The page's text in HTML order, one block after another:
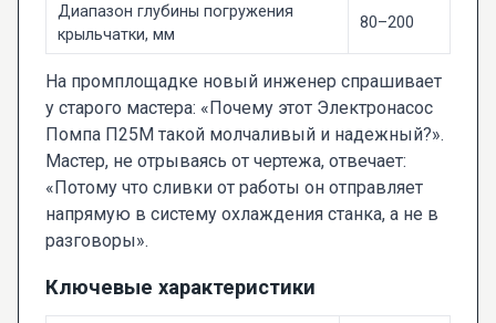
Диапазон глубины погружения
крыльчатки, мм
80–200
На промплощадке новый инженер спрашивает
у старого мастера: «Почему этот Электронасос
Помпа П25М такой молчаливый и надежный?».
Мастер, не отрываясь от чертежа, отвечает:
«Потому что сливки от работы он отправляет
напрямую в систему охлаждения станка, а не в
разговоры».
Ключевые характеристики